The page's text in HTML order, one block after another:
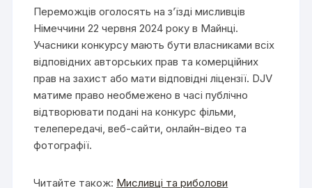
Переможців оголосять на з’їзді мисливців
Німеччини 22 червня 2024 року в Майнці.
Учасники конкурсу мають бути власниками всіх
відповідних авторських прав та комерційних
прав на захист або мати відповідні ліцензії. DJV
матиме право необмежено в часі публічно
відтворювати подані на конкурс фільми,
телепередачі, веб-сайти, онлайн-відео та
фотографії.
Читайте також: Мисливці та риболови